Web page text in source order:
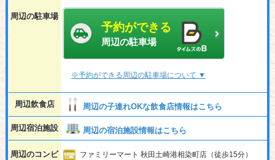
周辺の駐車場
予約ができる
周辺の駐車場
※予約ができる周辺の駐車場について ▼
周辺飲食店 周辺の子連れOKな飲食店情報はこちら
周辺宿泊施設 周辺の宿泊施設情報はこちら
周辺のコンビ
ファミリーマート 秋田土崎港相染町店（徒歩15分）